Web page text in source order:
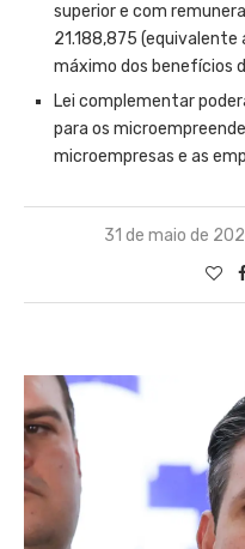
superior e com
21.188,875 (equivalente
máximo dos benefícios
Lei complementar
para os
microempresas e as
31 de maio de